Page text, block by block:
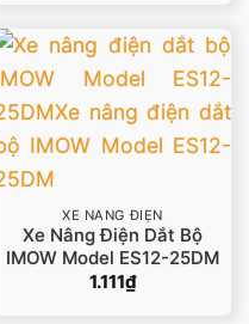
XE NÂNG ĐIỆN
Xe Nâng Điện Dắt Bộ
IMOW Model ES12-25DM
1.111₫